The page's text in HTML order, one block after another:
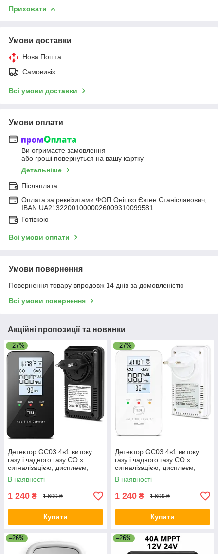
Приховати
Умови доставки
Нова Пошта
Самовивіз
Всі умови доставки
Умови оплати
Ви отримаєте замовлення
або гроші повернуться на вашу картку
Детальніше
Післяплата
Оплата за реквізитами ФОП Онішко Євген Станіславович,
IBAN UA213220010000026009310099581
Готівкою
Всі умови оплати
Умови повернення
Повернення товару впродовж 14 днів за домовленістю
Всі умови повернення
Акційні пропозиції та новинки
–27%
Детектор GC03 4в1 витоку
газу і чадного газу CO з
сигналізацією, дисплеєм,
вимірюванням температури
й вологості Чорний
В наявності
1 240 ₴ 1 699 ₴
Купити
–27%
Детектор GC03 4в1 витоку
газу і чадного газу CO з
сигналізацією, дисплеєм,
вимірюванням температури
й вологості Білий
В наявності
1 240 ₴ 1 699 ₴
Купити
–26% –26%